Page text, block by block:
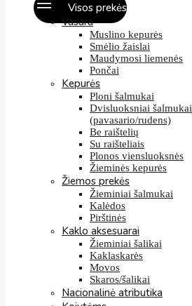
Visos prekės
Vasara
Muslino kepurės
Smėlio žaislai
Maudymosi liemenės
Pončai
Kepurės
Ploni šalmukai
Dvisluoksniai šalmukai
(pavasario/rudens)
Be raištelių
Su raišteliais
Plonos viensluoksnės
Žieminės kepurės
Žiemos prekės
Žieminiai šalmukai
Kalėdos
Pirštinės
Kaklo aksesuarai
Žieminiai šalikai
Kaklaskarės
Movos
Skaros/šalikai
Nacionalinė atributika